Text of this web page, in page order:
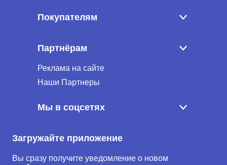
Покупателям
Партнёрам
Реклама на сайте
Наши Партнеры
Мы в соцсетях
Загружайте приложение
Вы сразу получите уведомление о новом